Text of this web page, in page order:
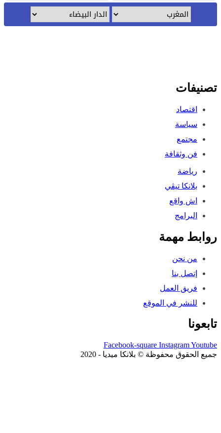
اقتصاد
سياسة
مجتمع
فن وثقافة
رياضة
بلانكا تيڤي
اش واقع
البرامج
مهمة
من نحن
إتصل بنا
فريق العمل
للنشر في الموقع
Facebook-square Instagram
الحقوق محفوظة © بلانكا ميديا - 2020